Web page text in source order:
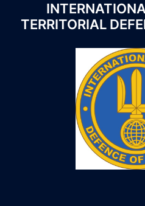
TERRITORIAL